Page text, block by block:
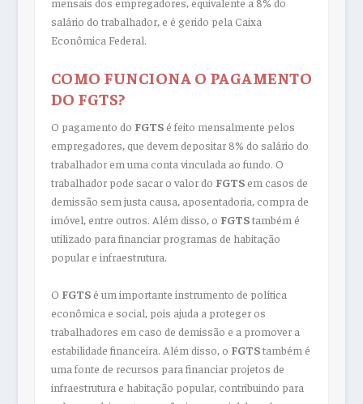
salário do trabalhador, e é gerido pela Caixa
Econômica Federal.
COMO FUNCIONA O PAGAMENTO
DO FGTS?
O pagamento do FGTSé feito mensalmente pelos
empregadores, que devem depositar 8% do salário do
trabalhador em uma conta vinculada ao fundo. O
trabalhador pode sacar o valor do FGTSem casos de
demissão sem justa causa, aposentadoria, compra de
imóvel, entre outros. Além disso, o FGTStambém é
utilizado para financiar programas de habitação
popular e infraestrutura.
O FGTSé um importante instrumento de política
econômica e social, pois ajuda a proteger os
trabalhadores em caso de demissão e a promover a
estabilidade financeira. Além disso, o FGTStambém é
uma fonte de recursos para financiar projetos de
infraestrutura e habitação popular, contribuindo para